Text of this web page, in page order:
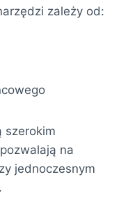
zależy od:
szerokim
na
jednoczesnym